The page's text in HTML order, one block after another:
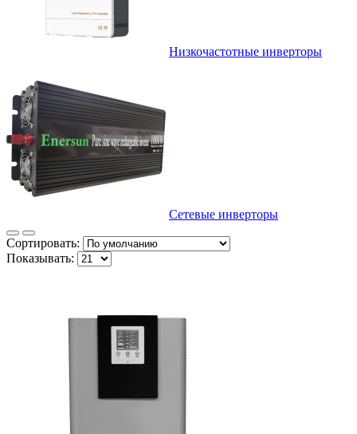
Низкочастотные инверторы
Сетевые инверторы
Сортировать:
Показывать: